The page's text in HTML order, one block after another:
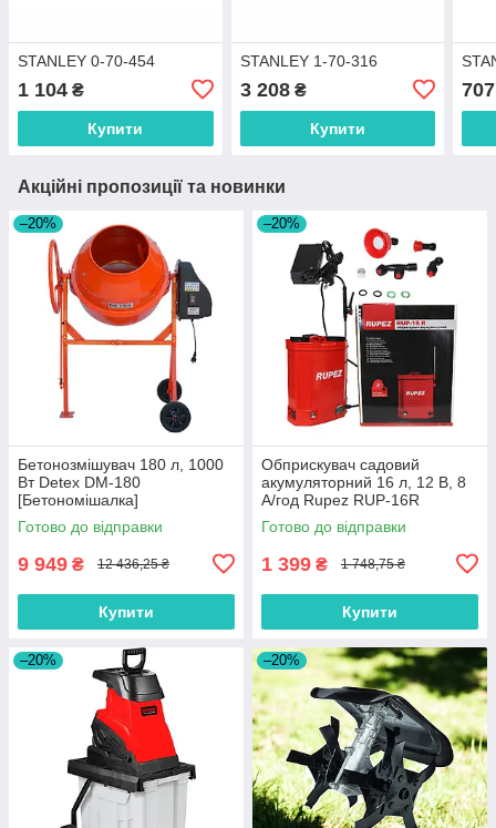
STANLEY 0-70-454
1 104 ₴
Купити
STANLEY 1-70-316
3 208₴
Купити
707
Акційні пропозиції та новинки
–20%
Бетонозмішувач 180 л, 1000
Вт Detex DM-180
[Бетономішалка]
Готово до відправки
9 949 ₴ 12 436,25 ₴
Купити
–20%
Обприскувач садовий
акумуляторний 16 л, 12 В, 8
А/год Rupez RUP-16R
Готово до відправки
1 399 ₴ 1 748,75 ₴
Купити
–20% –20%